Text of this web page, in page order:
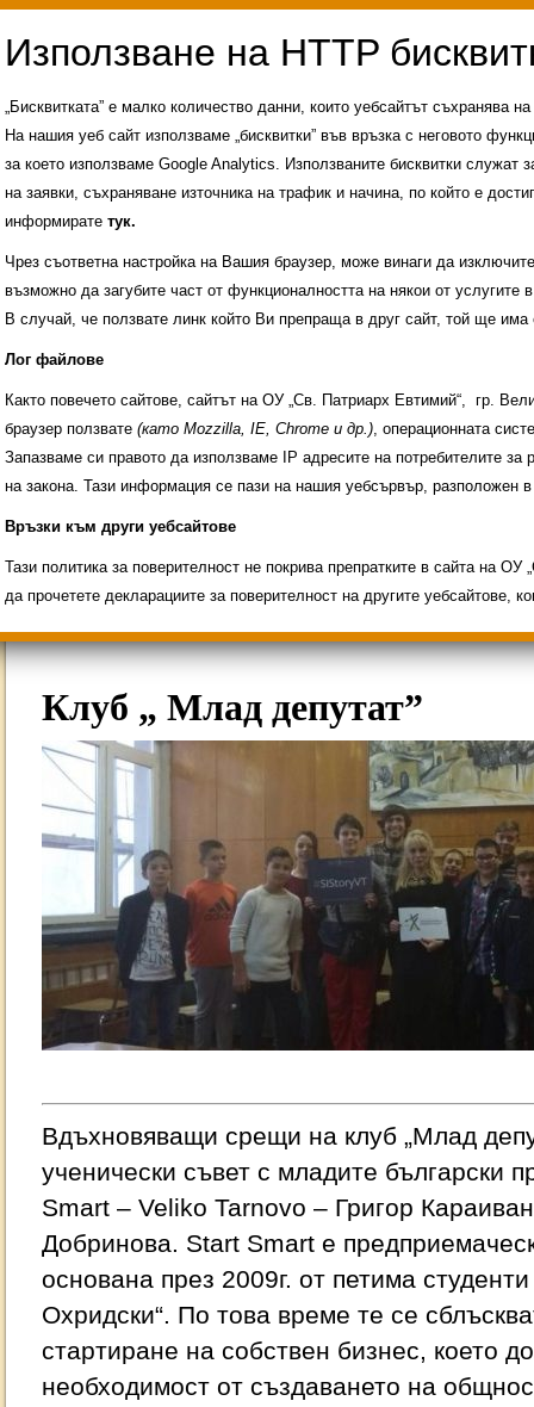
Свободни места за ученици
ИНОВАЦИЯ 2026
Олимпиади 2025/2026
Клуб „ Млад депутат”
Вдъхновяващи срещи на клуб „Млад
ученически съвет с младите български
Smart – Veliko Tarnovo – Григор
Добринова. Start Smart е
основана през 2009г. от петима
Охридски“. По това време те се
стартиране на собствен бизнес, което
необходимост от създаването на
„Бисквитката” е малко количество данни, които уебсайтът съхранява
На нашия уеб сайт използваме „бисквитки” във връзка с неговото
за което използваме Google Analytics. Използваните бисквитки служат
на заявки, съхраняване източника на трафик и начина, по който е
информирате тук.
Чрез съответна настройка на Вашия браузер, може винаги да
възможно да загубите част от функционалността на някои от услугите
В случай, че ползвате линк който Ви препраща в друг сайт, той ще има
Лог файлове
Както повечето сайтове, сайтът на ОУ „Св. Патриарх Евтимий“, гр.
браузер ползвате (като Mozzilla, IE, Chrome и др.), операционната
Запазваме си правото да използваме IP адресите на потребителите
на закона. Тази информация се пази на нашия уебсървър,
Връзки към други уебсайтове
Тази политика за поверителност не покрива препратките в сайта на
да прочетете декларациите за поверителност на другите уебсайтове,